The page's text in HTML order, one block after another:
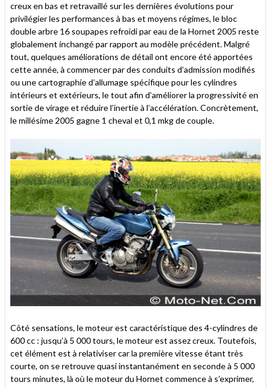
creux en bas et retravaillé sur les dernières évolutions pour
privilégier les performances à bas et moyens régimes, le bloc
double arbre 16 soupapes refroidi par eau de la Hornet 2005 reste
globalement inchangé par rapport au modèle précédent. Malgré
tout, quelques améliorations de détail ont encore été apportées
cette année, à commencer par des conduits d’admission modifiés
ou une cartographie d’allumage spécifique pour les cylindres
intérieurs et extérieurs, le tout afin d’améliorer la progressivité en
sortie de virage et réduire l’inertie à l’accélération. Concrètement,
le millésime 2005 gagne 1 cheval et 0,1 mkg de couple.
Côté sensations, le moteur est caractéristique des 4-cylindres de
600 cc : jusqu’à 5 000 tours, le moteur est assez creux. Toutefois,
cet élément est à relativiser car la première vitesse étant très
courte, on se retrouve quasi instantanément en seconde à 5 000
tours minutes, là où le moteur du Hornet commence à s’exprimer,